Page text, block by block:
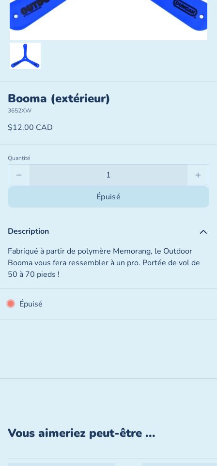
Booma (extérieur)
3652XW
$12.00 CAD
Quantité
Épuisé
Description
Fabriqué à partir de polymère Memorang, le Outdoor
Booma vous fera ressembler à un pro. Portée de vol de
50 à 70 pieds !
Épuisé
Vous aimeriez peut-être ...